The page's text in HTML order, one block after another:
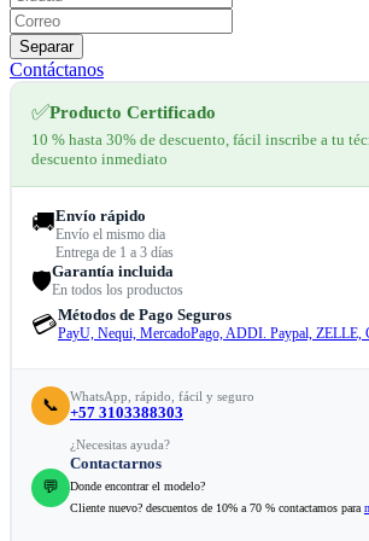
Separar
Contáctanos
✅Producto Certificado
10 % hasta 30% de descuento, fácil inscribe a tu
descuento inmediato
🚚Envío rápido
Envío el mismo dia
Entrega de 1 a 3 días
🛡️Garantía incluida
En todos los productos
💳Métodos de Pago Seguros
PayU, Nequi, MercadoPago, ADDI. Paypal, ZELLE,
📞 WhatsApp, rápido, fácil y seguro
+57 3103388303
💬
¿Necesitas ayuda?
Contactarnos
Donde encontrar el modelo?
Cliente nuevo? descuentos de 10% a 70 % contactamos para